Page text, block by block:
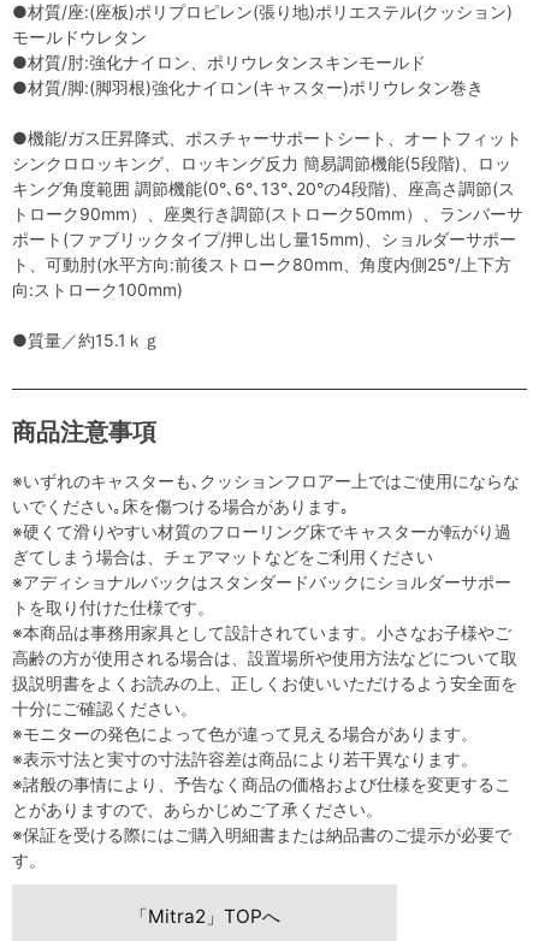
●材質/座:(座板)ポリプロピレン(張り地)ポリエステル(クッション)
モールドウレタン
●材質/肘:強化ナイロン、ポリウレタンスキンモールド
●材質/脚:(脚羽根)強化ナイロン(キャスター)ポリウレタン巻き
●機能/ガス圧昇降式、ポスチャーサポートシート、オートフィット
シンクロロッキング、ロッキング反力 簡易調節機能(5段階)、ロッ
キング角度範囲 調節機能(0°､6°､13°､20°の4段階)、座高さ調節(ス
トローク90mm）、座奥行き調節(ストローク50mm）、ランバーサ
ポート(ファブリックタイプ/押し出し量15mm)、ショルダーサポー
ト、可動肘(水平方向:前後ストローク80mm、角度内側25°/上下方
向:ストローク100mm)
●質量／約15.1ｋｇ
商品注意事項
※いずれのキャスターも､クッションフロアー上ではご使用にならな
いでください｡床を傷つける場合があります｡
※硬くて滑りやすい材質のフローリング床でキャスターが転がり過
ぎてしまう場合は、チェアマットなどをご利用ください
※アディショナルバックはスタンダードバックにショルダーサポー
トを取り付けた仕様です。
※本商品は事務用家具として設計されています。小さなお子様やご
高齢の方が使用される場合は、設置場所や使用方法などについて取
扱説明書をよくお読みの上、正しくお使いいただけるよう安全面を
十分にご確認ください。
※モニターの発色によって色が違って見える場合があります。
※表示寸法と実寸の寸法許容差は商品により若干異なります。
※諸般の事情により、予告なく商品の価格および仕様を変更するこ
とがありますので、あらかじめご了承ください。
※保証を受ける際にはご購入明細書または納品書のご提示が必要で
す。
「Mitra2」TOPへ